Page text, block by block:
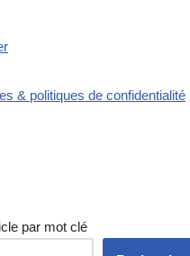
& politiques de confidentialité
par mot clé